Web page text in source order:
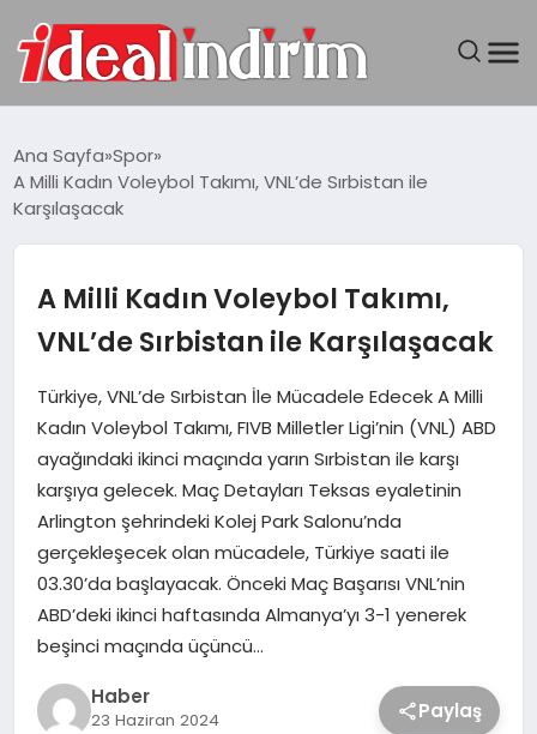
BILGISAYAR
TEKNOLOJI
YAŞAM
Ana Sayfa Spor
A Milli Kadın Voleybol Takımı, VNL’de Sırbistan ile
Karşılaşacak
A Milli Kadın Voleybol Takımı,
VNL’de Sırbistan ile Karşılaşacak
Türkiye, VNL’de Sırbistan İle Mücadele Edecek A Milli
Kadın Voleybol Takımı, FIVB Milletler Ligi’nin (VNL) ABD
ayağındaki ikinci maçında yarın Sırbistan ile karşı
karşıya gelecek. Maç Detayları Teksas eyaletinin
Arlington şehrindeki Kolej Park Salonu’nda
gerçekleşecek olan mücadele, Türkiye saati ile
03.30’da başlayacak. Önceki Maç Başarısı VNL’nin
ABD’deki ikinci haftasında Almanya’yı 3-1 yenerek
beşinci maçında üçüncü…
Haber
23 Haziran 2024 Paylaş